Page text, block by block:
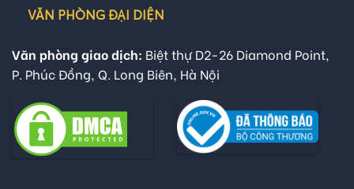
VĂN PHÒNG ĐẠI DIỆN
Văn phòng giao dịch: Biệt thự D2-26 Diamond Point,
P. Phúc Đồng, Q. Long Biên, Hà Nội